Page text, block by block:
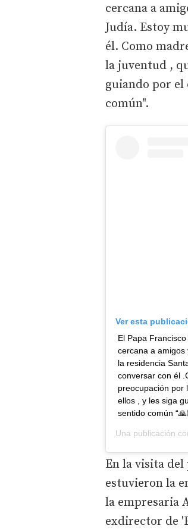
cercana a
Judía. Estoy
él. Como
la juventud ,
guiando por
común".
Ver esta
El Papa
cercana a
la residencia
conversar con él
preocupación por
ellos , y les siga
sentido común
Una publicación
En la visita
estuvieron la
la empresaria
exdirector de